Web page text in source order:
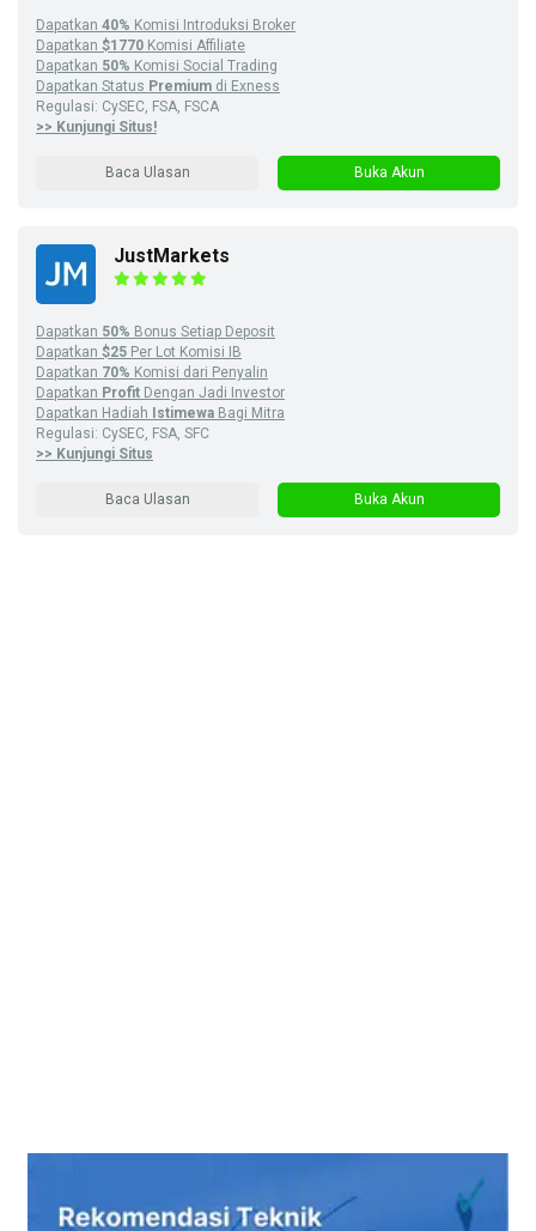
Dapatkan 40% Komisi Introduksi Broker
Dapatkan $1770 Komisi Affiliate
Dapatkan 50% Komisi Social Trading
Dapatkan Status Premium di Exness
Regulasi: CySEC, FSA, FSCA
>> Kunjungi Situs!
Baca Ulasan Buka Akun
JustMarkets
Dapatkan 50% Bonus Setiap Deposit
Dapatkan $25 Per Lot Komisi IB
Dapatkan 70% Komisi dari Penyalin
Dapatkan Profit Dengan Jadi Investor
Dapatkan Hadiah
Istimewa Bagi Mitra
Regulasi: CySEC, FSA, SFC
>> Kunjungi Situs
Baca Ulasan Buka Akun